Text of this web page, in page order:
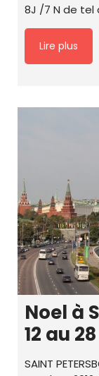
8J /7 N de
Lire plus
Noel à
12 au
SAINT